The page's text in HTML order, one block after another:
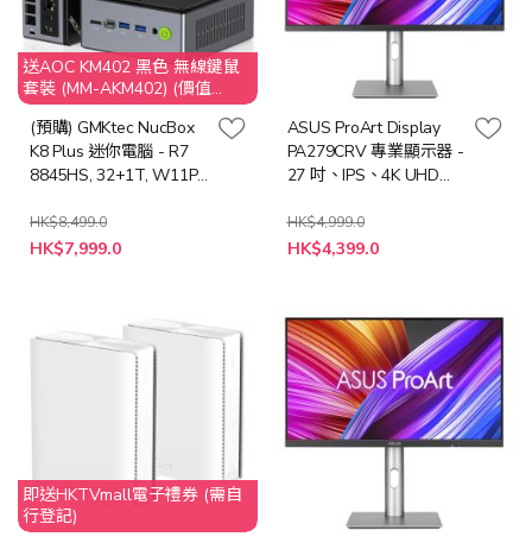
送AOC KM402 黑色 無線鍵鼠
套裝 (MM-AKM402) (價值
$149)
(預購) GMKtec NucBox
K8 Plus 迷你電腦 - R7
8845HS, 32+1T, W11P,
GNBK8P+LB-PCNB) (預
計送貨期: 2026年8月頭)
HK$8,499.0
特
殊
HK$7,999.0
ASUS ProArt Display
PA279CRV 專業顯示器 -
27 吋、IPS、4K UHD
AP279CR+LB-MON)
HK$4,999.0
特
殊
HK$4,399.0
即送HKTVmall電子禮券 (需自
行登記)